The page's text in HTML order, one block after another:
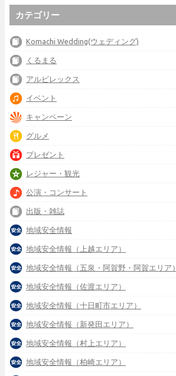
カテゴリー
Komachi Wedding(ウェディング)
くるまる
アルビレックス
イベント
キャンペーン
グルメ
プレゼント
レジャー・観光
公演・コンサート
出版・雑誌
地域安全情報
地域安全情報（上越エリア）
地域安全情報（五泉・阿賀野・阿賀エリア）
地域安全情報（佐渡エリア）
地域安全情報（十日町市エリア）
地域安全情報（新発田エリア）
地域安全情報（村上エリア）
地域安全情報（柏崎エリア）